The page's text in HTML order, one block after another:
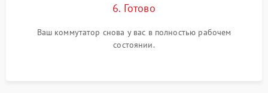
6. Готово
Ваш коммутатор снова у вас в полностью рабочем
состоянии.